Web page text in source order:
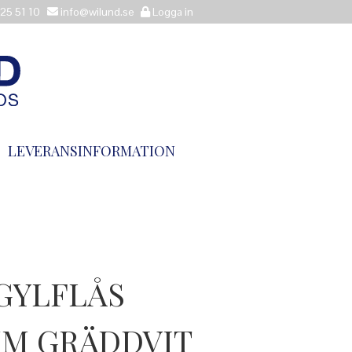
51 10 info@wilund.se Logga in
LEVERANSINFORMATION
GRÄDDVIT